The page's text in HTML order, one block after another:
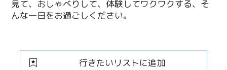
見て、おしゃべりして、体験してワクワクする、そ
んな一日をお過ごしください。
行きたいリストに追加